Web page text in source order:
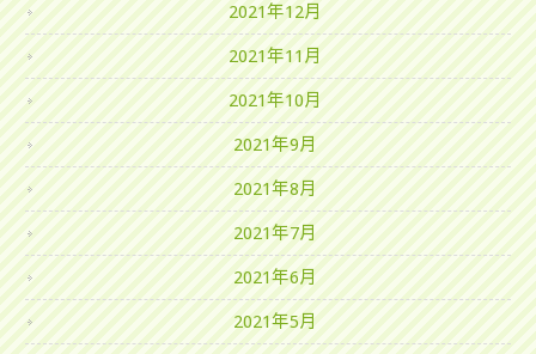
2021年12月
2021年11月
2021年10月
2021年9月
2021年8月
2021年7月
2021年6月
2021年5月